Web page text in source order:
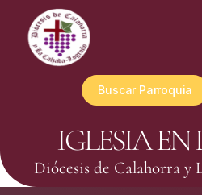
Buscar Parroquia
IGLESIA EN
Diócesis de Calahorra y